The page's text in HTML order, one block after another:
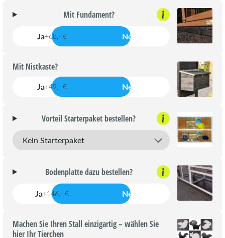
Mit Fundament?
Ja+68,- € Nein
Mit Nistkaste?
Ja+49,- € Nein
Vorteil Starterpaket bestellen?
Bodenplatte dazu bestellen?
Ja+146,- € Nein
Machen Sie Ihren Stall einzigartig – wählen Sie
hier Ihr Tierchen